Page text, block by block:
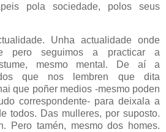
pola sociedade, polos seus
Unha actualidade onde
pero seguimos a practicar a
mesmo mental. De aí a
que nos lembren que dita
que poñer medios -mesmo poden
correspondente- para deixala a
todos. Das mulleres, por suposto.
Pero tamén, mesmo dos homes.